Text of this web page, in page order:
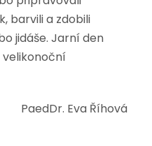
barvili a zdobili
jidáše. Jarní den
PaedDr. Eva Říhová